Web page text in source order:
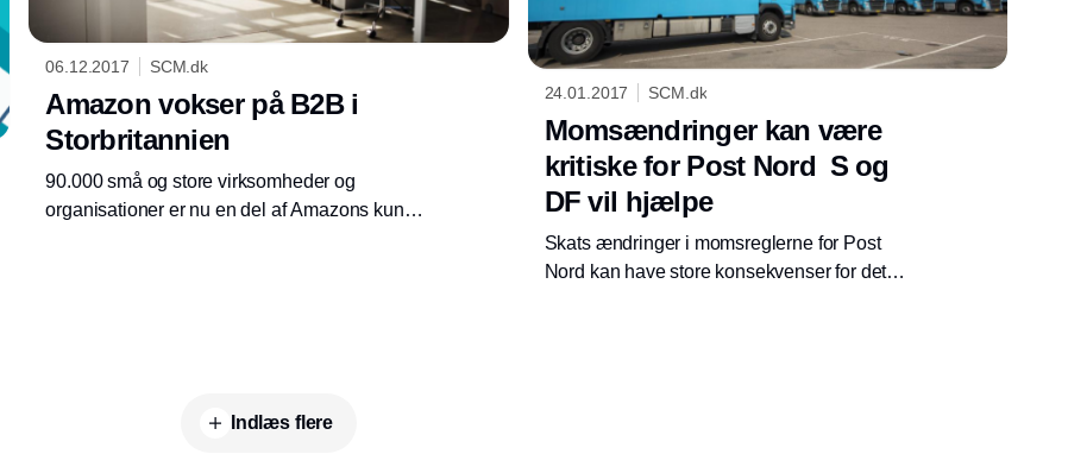
06.12.2017 SCM.dk
Amazon vokser på B2B i
Storbritannien
90.000 små og store virksomheder og
organisationer er nu en del af Amazons kun
24.01.2017 SCM.dk
Momsændringer kan være
kritiske for Post Nord  S og
DF vil hjælpe
Skats ændringer i momsreglerne for Post
Nord kan have store konsekvenser for det
Indlæs flere